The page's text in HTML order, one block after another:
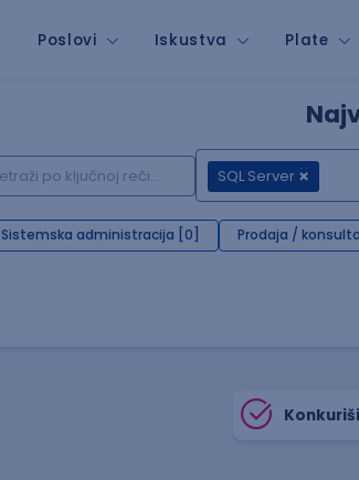
Poslovi Iskustva Plate
SQL Server
Sistemska administracija [0] Prodaja /